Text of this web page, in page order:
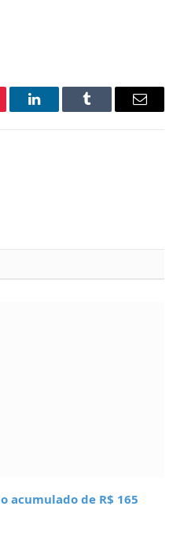
LinkedInTumblr Email
acumulado de R$ 165